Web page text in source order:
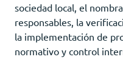
sociedad local, el
responsables, la
la implementación de
normativo y control